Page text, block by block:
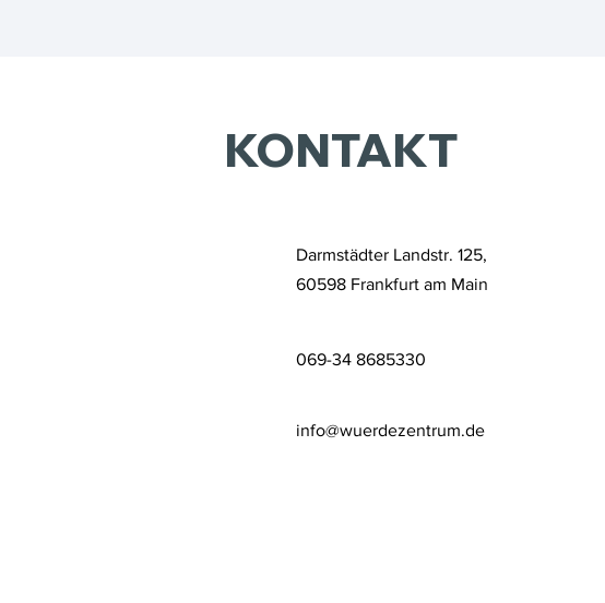
KONTAKT
Darmstädter Landstr. 125,
60598 Frankfurt am Main
069-34 8685330
info@wuerdezentrum.de